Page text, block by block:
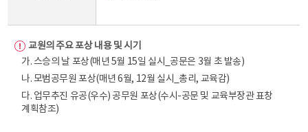
교원의 주요 포상 내용 및 시기
가. 스승의 날 포상(매년 5월 15일 실시_공문은 3월 초 발송)
나. 모범공무원 포상(매년 6월, 12월 실시_총리, 교육감)
다. 업무추진 유공(우수) 공무원 포상(수시-공문 및 교육부장관 표창
계획참조)